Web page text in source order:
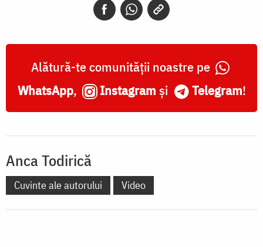
Alătură-te comunității noastre pe
WhatsApp, Instagram și Telegram!
Anca Todirică
Cuvinte ale autorului Video